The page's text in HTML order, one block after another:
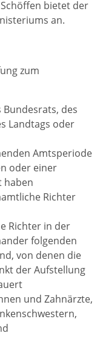
bietet der
an.
zum
des
Landtags oder
Amtsperiode
oder einer
haben
Richter
Richter in der
folgenden
von denen die
der Aufstellung
und Zahnärzte,